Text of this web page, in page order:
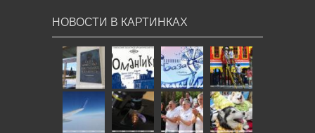
НОВОСТИ В КАРТИНКАХ